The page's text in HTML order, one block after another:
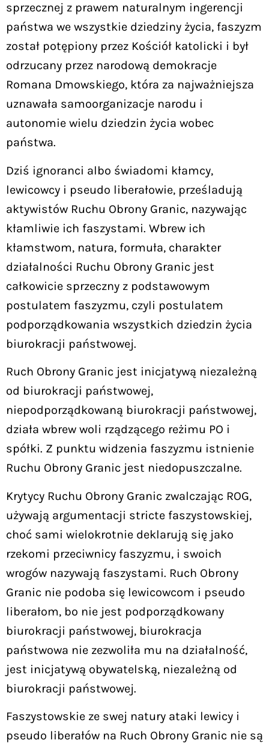
sprzecznej z prawem naturalnym ingerencji
państwa we wszystkie dziedziny życia, faszyzm
został potępiony przez Kościół katolicki i był
odrzucany przez narodową demokracje
Romana Dmowskiego, która za najważniejsza
uznawała samoorganizacje narodu i
autonomie wielu dziedzin życia wobec
państwa.
Dziś ignoranci albo świadomi kłamcy,
lewicowcy i pseudo liberałowie, prześladują
aktywistów Ruchu Obrony Granic, nazywając
kłamliwie ich faszystami. Wbrew ich
kłamstwom, natura, formuła, charakter
działalności Ruchu Obrony Granic jest
całkowicie sprzeczny z podstawowym
postulatem faszyzmu, czyli postulatem
podporządkowania wszystkich dziedzin życia
biurokracji państwowej.
Ruch Obrony Granic jest inicjatywą niezależną
od biurokracji państwowej,
niepodporządkowaną biurokracji państwowej,
działa wbrew woli rządzącego reżimu PO i
spółki. Z punktu widzenia faszyzmu istnienie
Ruchu Obrony Granic jest niedopuszczalne.
Krytycy Ruchu Obrony Granic zwalczając ROG,
używają argumentacji stricte faszystowskiej,
choć sami wielokrotnie deklarują się jako
rzekomi przeciwnicy faszyzmu, i swoich
wrogów nazywają faszystami. Ruch Obrony
Granic nie podoba się lewicowcom i pseudo
liberałom, bo nie jest podporządkowany
biurokracji państwowej, biurokracja
państwowa nie zezwoliła mu na działalność,
jest inicjatywą obywatelską, niezależną od
biurokracji państwowej.
Faszystowskie ze swej natury ataki lewicy i
pseudo liberałów na Ruch Obrony Granic nie są